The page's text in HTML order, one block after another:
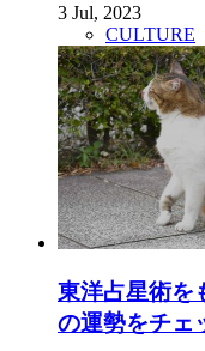
3 Jul, 2023
CULTURE
東洋占星術を
の運勢をチェ